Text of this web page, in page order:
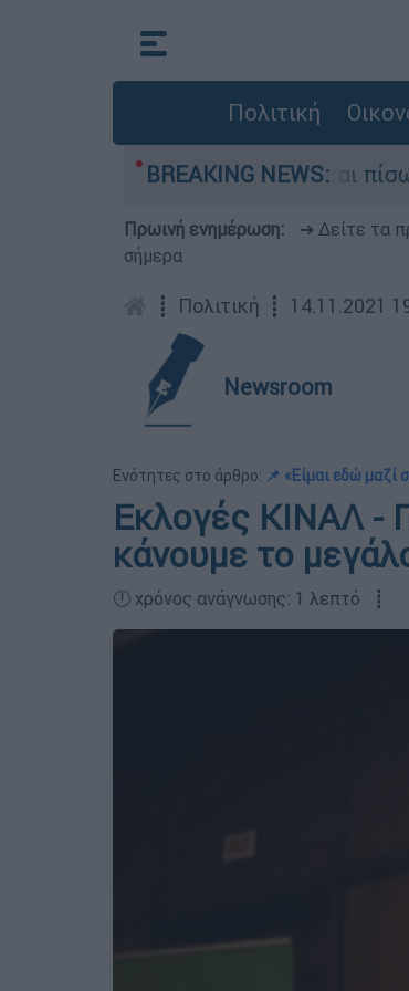
Πολιτική
BREAKING NEWS:
του Ορμούζ: Τι κρύβεται πίσω από
Πρωινή ενημέρωση: ➔ Δείτε τα
σήμερα
┋ Πολιτική ┋ 14.11.2021
Newsroom
Ενότητες στο άρθρο: 📌 «Είμαι εδώ μαζί
Εκλογές ΚΙΝΑΛ -
κάνουμε το
🕛 χρόνος ανάγνωσης: 1 λεπτό ┋